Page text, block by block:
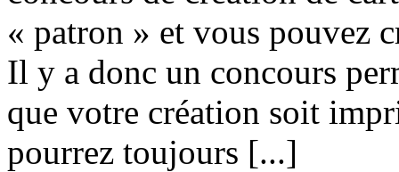
« patron » et vous pouvez
Il y a donc un concours
que votre création soit
pourrez toujours [...]